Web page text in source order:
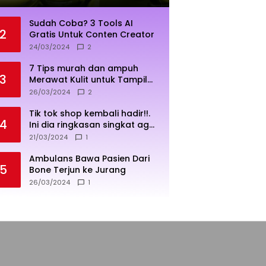
2
Sudah Coba? 3 Tools AI
Gratis Untuk Conten Creator
24/03/2024 2
3
7 Tips murah dan ampuh
Merawat Kulit untuk Tampil
Sehat dan Cerah
26/03/2024 2
Tik tok shop kembali hadir!!.
Ini dia ringkasan singkat agar
penjualan lebih sukses
21/03/2024 1
Ambulans Bawa Pasien Dari
Bone Terjun ke Jurang
26/03/2024 1